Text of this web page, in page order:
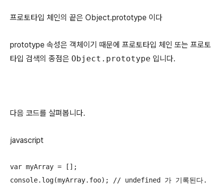
프로토타입 체인의 끝은 Object.prototype 이다
prototype 속성은 객체이기 때문에 프로토타입 체인 또는 프로토
타입 검색의 종점은 Object.prototype 입니다.
다음 코드를 살펴봅니다.
javascript
var myArray = [];
console.log(myArray.foo); // undefined 가 기록된다.